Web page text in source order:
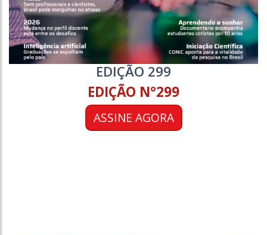
EDIÇÃO 299
EDIÇÃO N°299
ASSINE AGORA